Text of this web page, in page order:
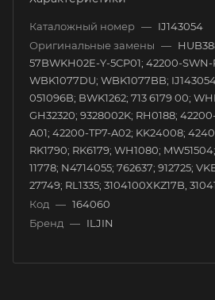
Каталожный номер — IJ143054
Оригинальные замены —
57BWKH02E-Y-5CP01; 42200-SWN-
WBK1077DU; WBK1077BB;
051096B; BWK1262; 713 6179 00;
GH32320; 9328002K; RH0188;
A01; 42200-TP7-A02; KK24008;
RK1790; RK6179; WH1080;
11778; N4714055; 762637; 912725;
27749; RL1335; 3104100XKZ17B,
Код — 164060
Бренд — ILJIN